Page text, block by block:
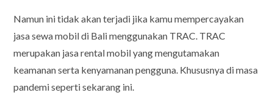
Namun ini tidak akan terjadi jika kamu mempercayakan
jasa sewa mobil di Bali menggunakan TRAC. TRAC
merupakan jasa rental mobil yang mengutamakan
keamanan serta kenyamanan pengguna. Khususnya di masa
pandemi seperti sekarang ini.